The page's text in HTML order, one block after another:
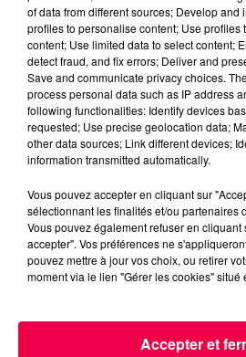
5 août 2026
Des assiettes Linvosges
excès de plomb
Du plomb a été détecté dans
of data from different sources; Develop and
profiles to personalise content; Use profiles
content; Use limited data to select content;
detect fraud, and fix errors; Deliver and
Save and communicate privacy choices.
process personal data such as IP address
following functionalities: Identify devices
requested; Use precise geolocation data;
other data sources; Link different devices;
information transmitted automatically.
Vous pouvez accepter en cliquant sur
sélectionnant les finalités et/ou partenaires
Vous pouvez également refuser en cliquant
accepter". Vos préférences ne
pouvez mettre à jour vos choix, ou retirer
moment via le lien "Gérer les cookies" situé
Accepter et